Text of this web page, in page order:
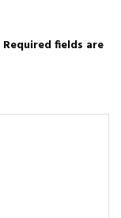
Required fields are